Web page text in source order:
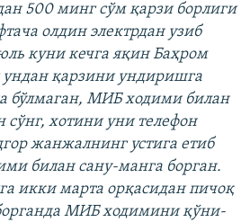
500 минг сўм қарзи борлиги
олдин электрдан узиб
куни кечга яқин Баҳром
қарзини ундиришга
бўлмаган, МИБ ходими билан
хотини уни телефон
жанжалнинг устига етиб
билан сану-манга борган.
икки марта орқасидан пичоқ
МИБ ходимини қўни-